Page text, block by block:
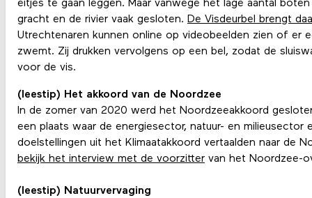
eitjes te gaan leggen. Maar vanwege het lage aantal
gracht en de rivier vaak gesloten. De Visdeurbel brengt
Utrechtenaren kunnen online op videobeelden zien of er
zwemt. Zij drukken vervolgens op een bel, zodat de
voor de vis.
(leestip) Het akkoord van de Noordzee
In de zomer van 2020 werd het Noordzeeakkoord
een plaats waar de energiesector, natuur- en milieusector
doelstellingen uit het Klimaatakkoord vertaalden naar de
bekijk het interview met de voorzittervan het Noordzee-
(leestip) Natuurvervaging